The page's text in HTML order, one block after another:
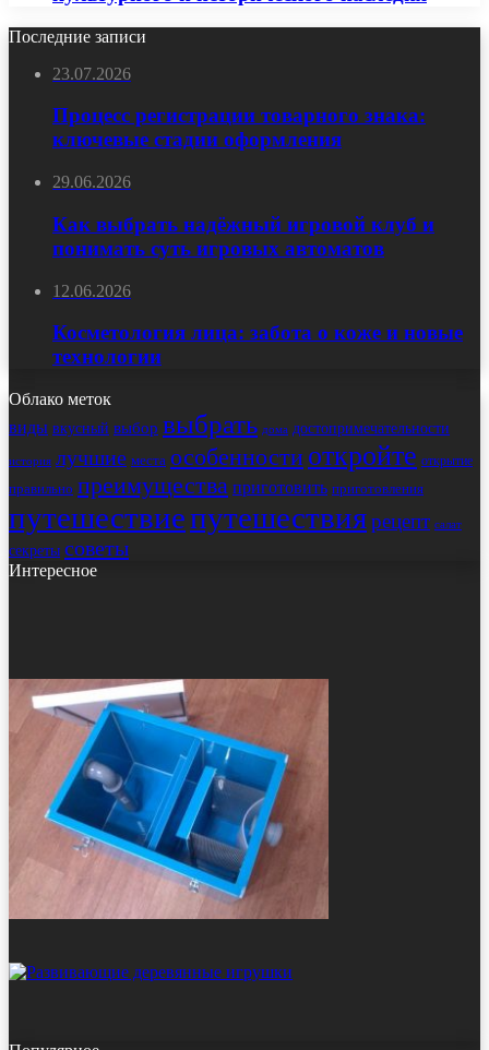
Последние записи
23.07.2026
Процесс регистрации товарного знака:
ключевые стадии оформления
29.06.2026
Как выбрать надёжный игровой клуб и
понимать суть игровых автоматов
12.06.2026
Косметология лица: забота о коже и новые
технологии
Облако меток
виды вкусный выбор выбрать дома достопримечательности
история лучшие места особенности откройте открытие
правильно преимущества приготовить приготовления
путешествиепутешествиярецепт салат
секреты советы
Интересное